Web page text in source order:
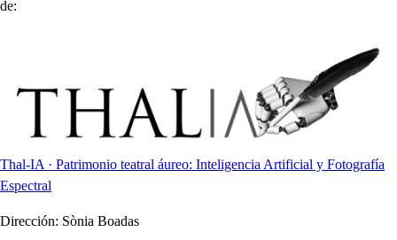
de:
Thal-IA · Patrimonio teatral áureo: Inteligencia Artificial y Fotografía
Espectral
Dirección: Sònia Boadas